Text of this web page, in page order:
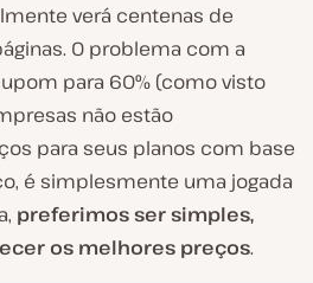
verá centenas de
O problema com a
para 60% (como visto
não estão
para seus planos com base
é simplesmente uma jogada
preferimos ser simples,
os melhores preços.